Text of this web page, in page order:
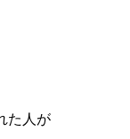
た人が